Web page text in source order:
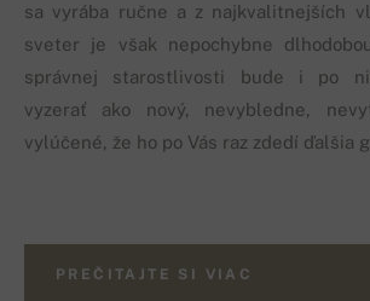
sa vyrába ručne a z najkvalitnejších
sveter je však nepochybne
správnej starostlivosti bude i po
vyzerať ako nový, nevybledne,
vylúčené, že ho po Vás raz zdedí ďalšia
PREČITAJTE SI VIAC